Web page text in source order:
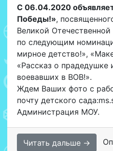
С 06.04.2020
Победы!»,
Великой Отечественной
по следующим
мирное детство!»,
«Рассказ о прадедушке
воевавших в ВОВ!».
Ждем Ваших фото с
почту детского
Администрация МОУ.
Читать дальше →